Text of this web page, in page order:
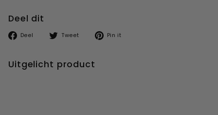
Deel dit
Deel
Deel
Tweet
Tweet Pin it
Uitgelicht product